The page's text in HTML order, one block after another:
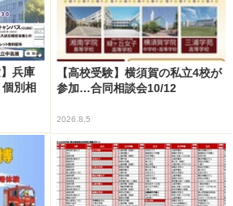
兵庫
別相
【高校受験】横須賀の私立4校が
参加…合同相談会10/12
2026.8.5